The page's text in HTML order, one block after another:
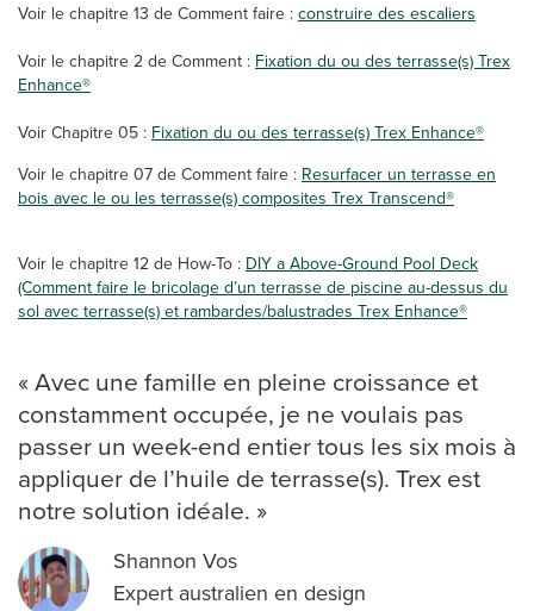
Voir le chapitre 13 de Comment faire :construire des escaliers
Voir le chapitre 2 de Comment :Fixation du ou des terrasse(s) Trex
Enhance®
Voir Chapitre 05 :Fixation du ou des terrasse(s) Trex Enhance®
Voir le chapitre 07 de Comment faire :Resurfacer un terrasse en
bois avec le ou les terrasse(s) composites Trex Transcend®
Voir le chapitre 12 de How-To :DIY a Above-Ground Pool Deck
(Comment faire le bricolage d’un terrasse de piscine au-dessus du
sol avec terrasse(s) et rambardes/balustrades Trex Enhance®
« Avec une famille en pleine croissance et
constamment occupée, je ne voulais pas
passer un week-end entier tous les six mois à
appliquer de l’huile de terrasse(s). Trex est
notre solution idéale. »
Shannon Vos
Expert australien en design